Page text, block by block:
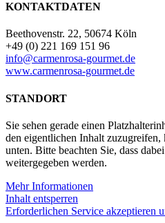
KONTAKTDATEN
Beethovenstr. 22, 50674 Köln
+49 (0) 221 169 151 96
info@carmenrosa-gourmet.de
www.carmenrosa-gourmet.de
STANDORT
Sie sehen gerade einen
den eigentlichen Inhalt
unten. Bitte beachten Sie, dass
weitergegeben werden.
Mehr Informationen
Inhalt entsperren
Erforderlichen Service akzeptieren